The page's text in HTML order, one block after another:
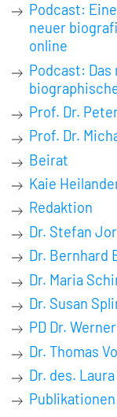
Podcast:
neuer
online
Podcast:
Prof. Dr.
Prof. Dr.
Beirat
Kaie
Redaktion
Dr. Stefan
Dr. Bernhard
Dr. Maria
Dr. Susan
PD Dr.
Dr. Thomas
Dr. des.